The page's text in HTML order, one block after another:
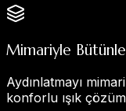
Mimariyle
Aydınlatmayı
konforlu ışık